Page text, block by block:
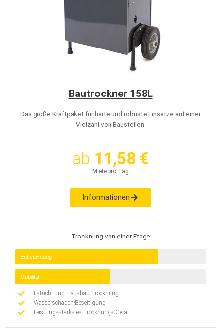
Bautrockner 158L
Das große Kraftpaket für harte und robuste Einsätze auf einer
Vielzahl von Baustellen.
ab 11,58 €
Miete pro Tag
Informationen
Trocknung von einer Etage
Entfeuchtung
Mobilität
Estrich- und Hausbau-Trocknung
Wasserschaden-Beseitigung
Leistungsstärkstes Trocknungs-Gerät